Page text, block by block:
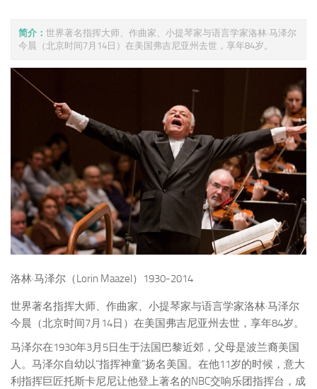
简介： 世界著名指挥大师、作曲家、小提琴家与语言学家洛林·马泽尔
今晨（北京时间7月14日）在美国弗吉尼亚州去世，享年84岁。
洛林·马泽尔（Lorin Maazel）1930-2014
世界著名指挥大师、作曲家、小提琴家与语言学家洛林·马泽尔
今晨（北京时间7月14日）在美国弗吉尼亚州去世，享年84岁。
马泽尔在1930年3月5日生于法国巴黎近郊，父母是波兰裔美国
人。马泽尔自幼以“指挥神童”扬名美国。在他11岁的时候，意大
利指挥巨匠托斯卡尼尼让他登上著名的NBC交响乐团指挥台，成